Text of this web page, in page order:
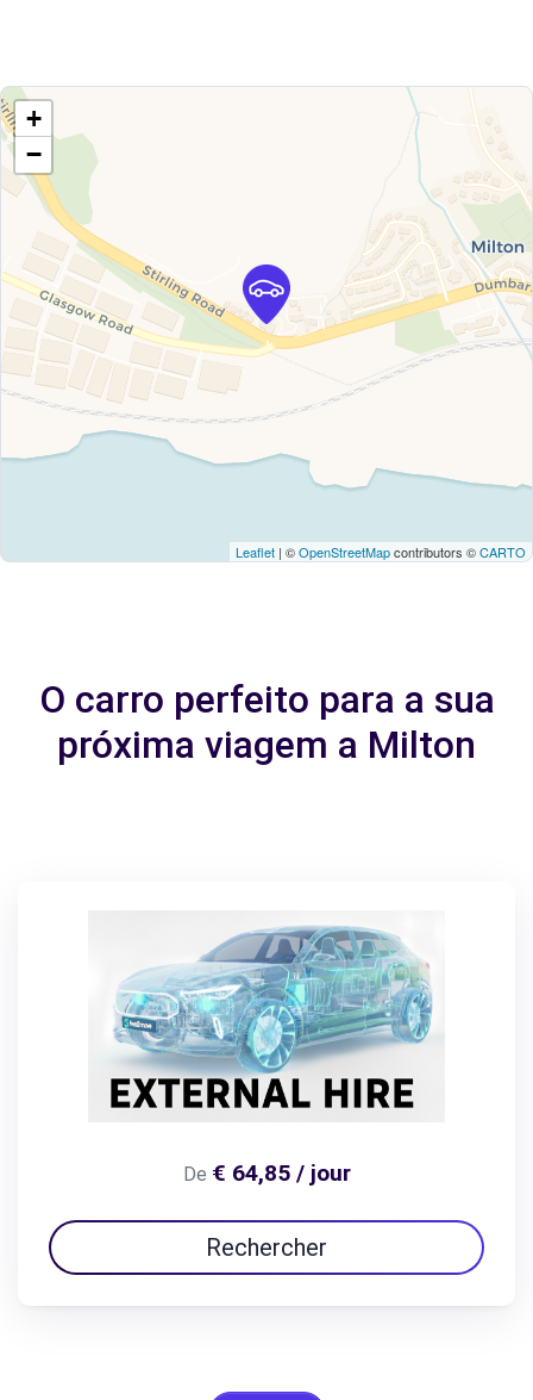
+
−
Leaflet | ©OpenStreetMapcontributors ©CARTO
O carro perfeito para a sua
próxima viagem a Milton
De € 64,85 / jour
Rechercher